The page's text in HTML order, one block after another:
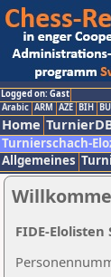
Logged on: Gast
Arabic ARM AZE BIH
Home
Turnierschach-
Allgemeines
FIDE-Elolisten